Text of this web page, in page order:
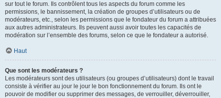
sur tout le forum. Ils contrôlent tous les aspects du forum comme les
permissions, le bannissement, la création de groupes d’utilisateurs ou de
modérateurs, etc., selon les permissions que le fondateur du forum a attribuées
aux autres administrateurs. Ils peuvent aussi avoir toutes les capacités de
modération sur l’ensemble des forums, selon ce que le fondateur a autorisé.
Haut
Que sont les modérateurs ?
Les modérateurs sont des utilisateurs (ou groupes d’utilisateurs) dont le travail
consiste à vérifier au jour le jour le bon fonctionnement du forum. Ils ont le
pouvoir de modifier ou supprimer des messages, de verrouiller, déverrouiller,